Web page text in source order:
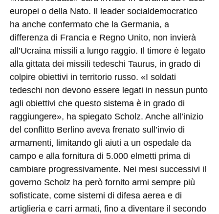
europei o della Nato. Il leader socialdemocratico
ha anche confermato che la Germania, a
differenza di Francia e Regno Unito, non invierà
all’Ucraina missili a lungo raggio. Il timore è legato
alla gittata dei missili tedeschi Taurus, in grado di
colpire obiettivi in territorio russo. «I soldati
tedeschi non devono essere legati in nessun punto
agli obiettivi che questo sistema è in grado di
raggiungere», ha spiegato Scholz. Anche all’inizio
del conflitto Berlino aveva frenato sull’invio di
armamenti, limitando gli aiuti a un ospedale da
campo e alla fornitura di 5.000 elmetti prima di
cambiare progressivamente. Nei mesi successivi il
governo Scholz ha però fornito armi sempre più
sofisticate, come sistemi di difesa aerea e di
artiglieria e carri armati, fino a diventare il secondo